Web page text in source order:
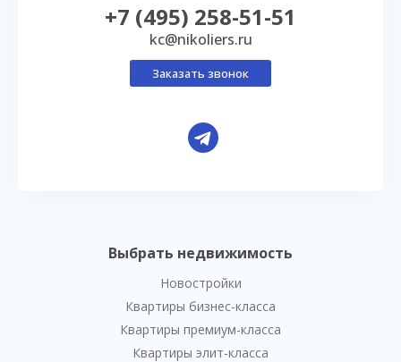
Выбрать недвижимость
Новостройки
Квартиры бизнес-класса
Квартиры премиум-класса
Квартиры элит-класса
+7 (495) 258-51-51
kc@nikoliers.ru
Заказать звонок